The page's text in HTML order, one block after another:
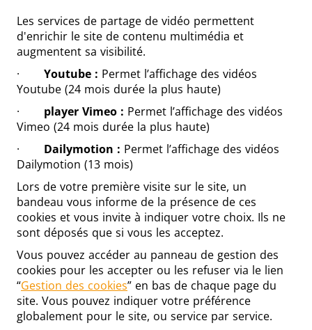
Les services de partage de vidéo permettent
d'enrichir le site de contenu multimédia et
augmentent sa visibilité.
· Youtube : Permet l’affichage des vidéos
Youtube (24 mois durée la plus haute)
· player Vimeo : Permet l’affichage des vidéos
Vimeo (24 mois durée la plus haute)
· Dailymotion : Permet l’affichage des vidéos
Dailymotion (13 mois)
Lors de votre première visite sur le site, un
bandeau vous informe de la présence de ces
cookies et vous invite à indiquer votre choix. Ils ne
sont déposés que si vous les acceptez.
Vous pouvez accéder au panneau de gestion des
cookies pour les accepter ou les refuser via le lien
“Gestion des cookies” en bas de chaque page du
site. Vous pouvez indiquer votre préférence
globalement pour le site, ou service par service.